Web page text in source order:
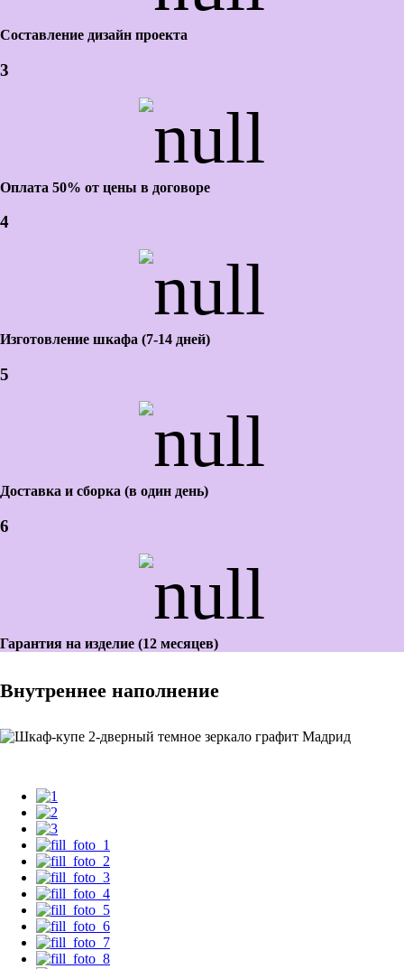
Составление дизайн проекта
3
Оплата 50% от цены в договоре
4
Изготовление шкафа (7-14 дней)
5
Доставка и сборка (в один день)
6
Гарантия на изделие (12 месяцев)
Внутреннее наполнение